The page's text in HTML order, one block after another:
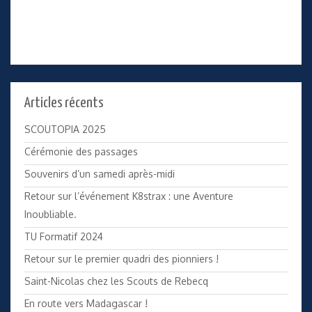
Articles récents
SCOUTOPIA 2025
Cérémonie des passages
Souvenirs d’un samedi après-midi
Retour sur l’événement K8strax : une Aventure
Inoubliable.
TU Formatif 2024
Retour sur le premier quadri des pionniers !
Saint-Nicolas chez les Scouts de Rebecq
En route vers Madagascar !